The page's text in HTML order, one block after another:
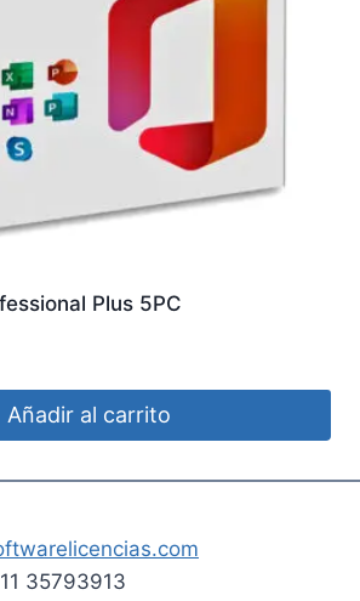
Plus 5PC
Añadir al carrito
35793913